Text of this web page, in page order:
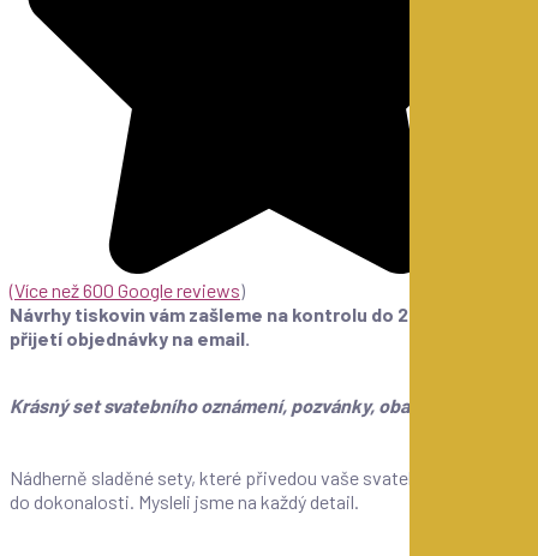
(Více než 600 Google reviews)
Návrhy tiskovin vám zašleme na kontrolu do 24 hod od
přijetí objednávky na email.
Krásný set svatebního oznámení, pozvánky, obalu a obálky.
Nádherně sladěné sety, které přivedou vaše svatební tiskoviny
do dokonalosti. Mysleli jsme na každý detail.